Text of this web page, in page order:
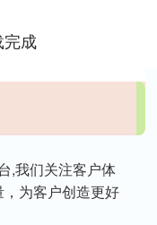
成
,我们关注客户体
为客户创造更好